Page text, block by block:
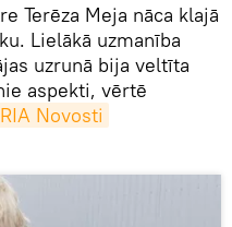
Terēza Meja nāca klajā
Lielākā uzmanība
uzrunā bija veltīta
aspekti, vērtē
RIA Novosti